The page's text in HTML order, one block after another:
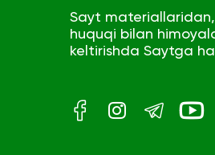
Sayt
huquqi bilan
keltirishda Saytga